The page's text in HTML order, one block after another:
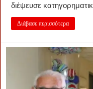
διέψευσε
Διάβασε περισσότερα